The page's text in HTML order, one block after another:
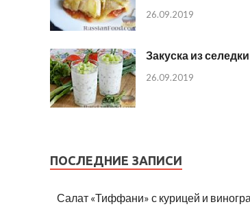
26.09.2019
Закуска из селедки
26.09.2019
ПОСЛЕДНИЕ ЗАПИСИ
Салат «Тиффани» с курицей и